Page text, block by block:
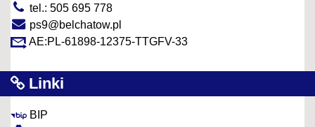
tel.: 505 695 778
ps9@belchatow.pl
AE:PL-61898-12375-TTGFV-33
Linki
BIP